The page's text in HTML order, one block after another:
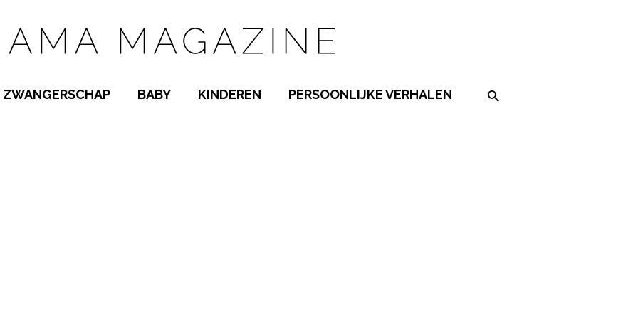
ZWANGERSCHAP BABY KINDEREN PERSOONLIJKE VERHALEN Search on the website